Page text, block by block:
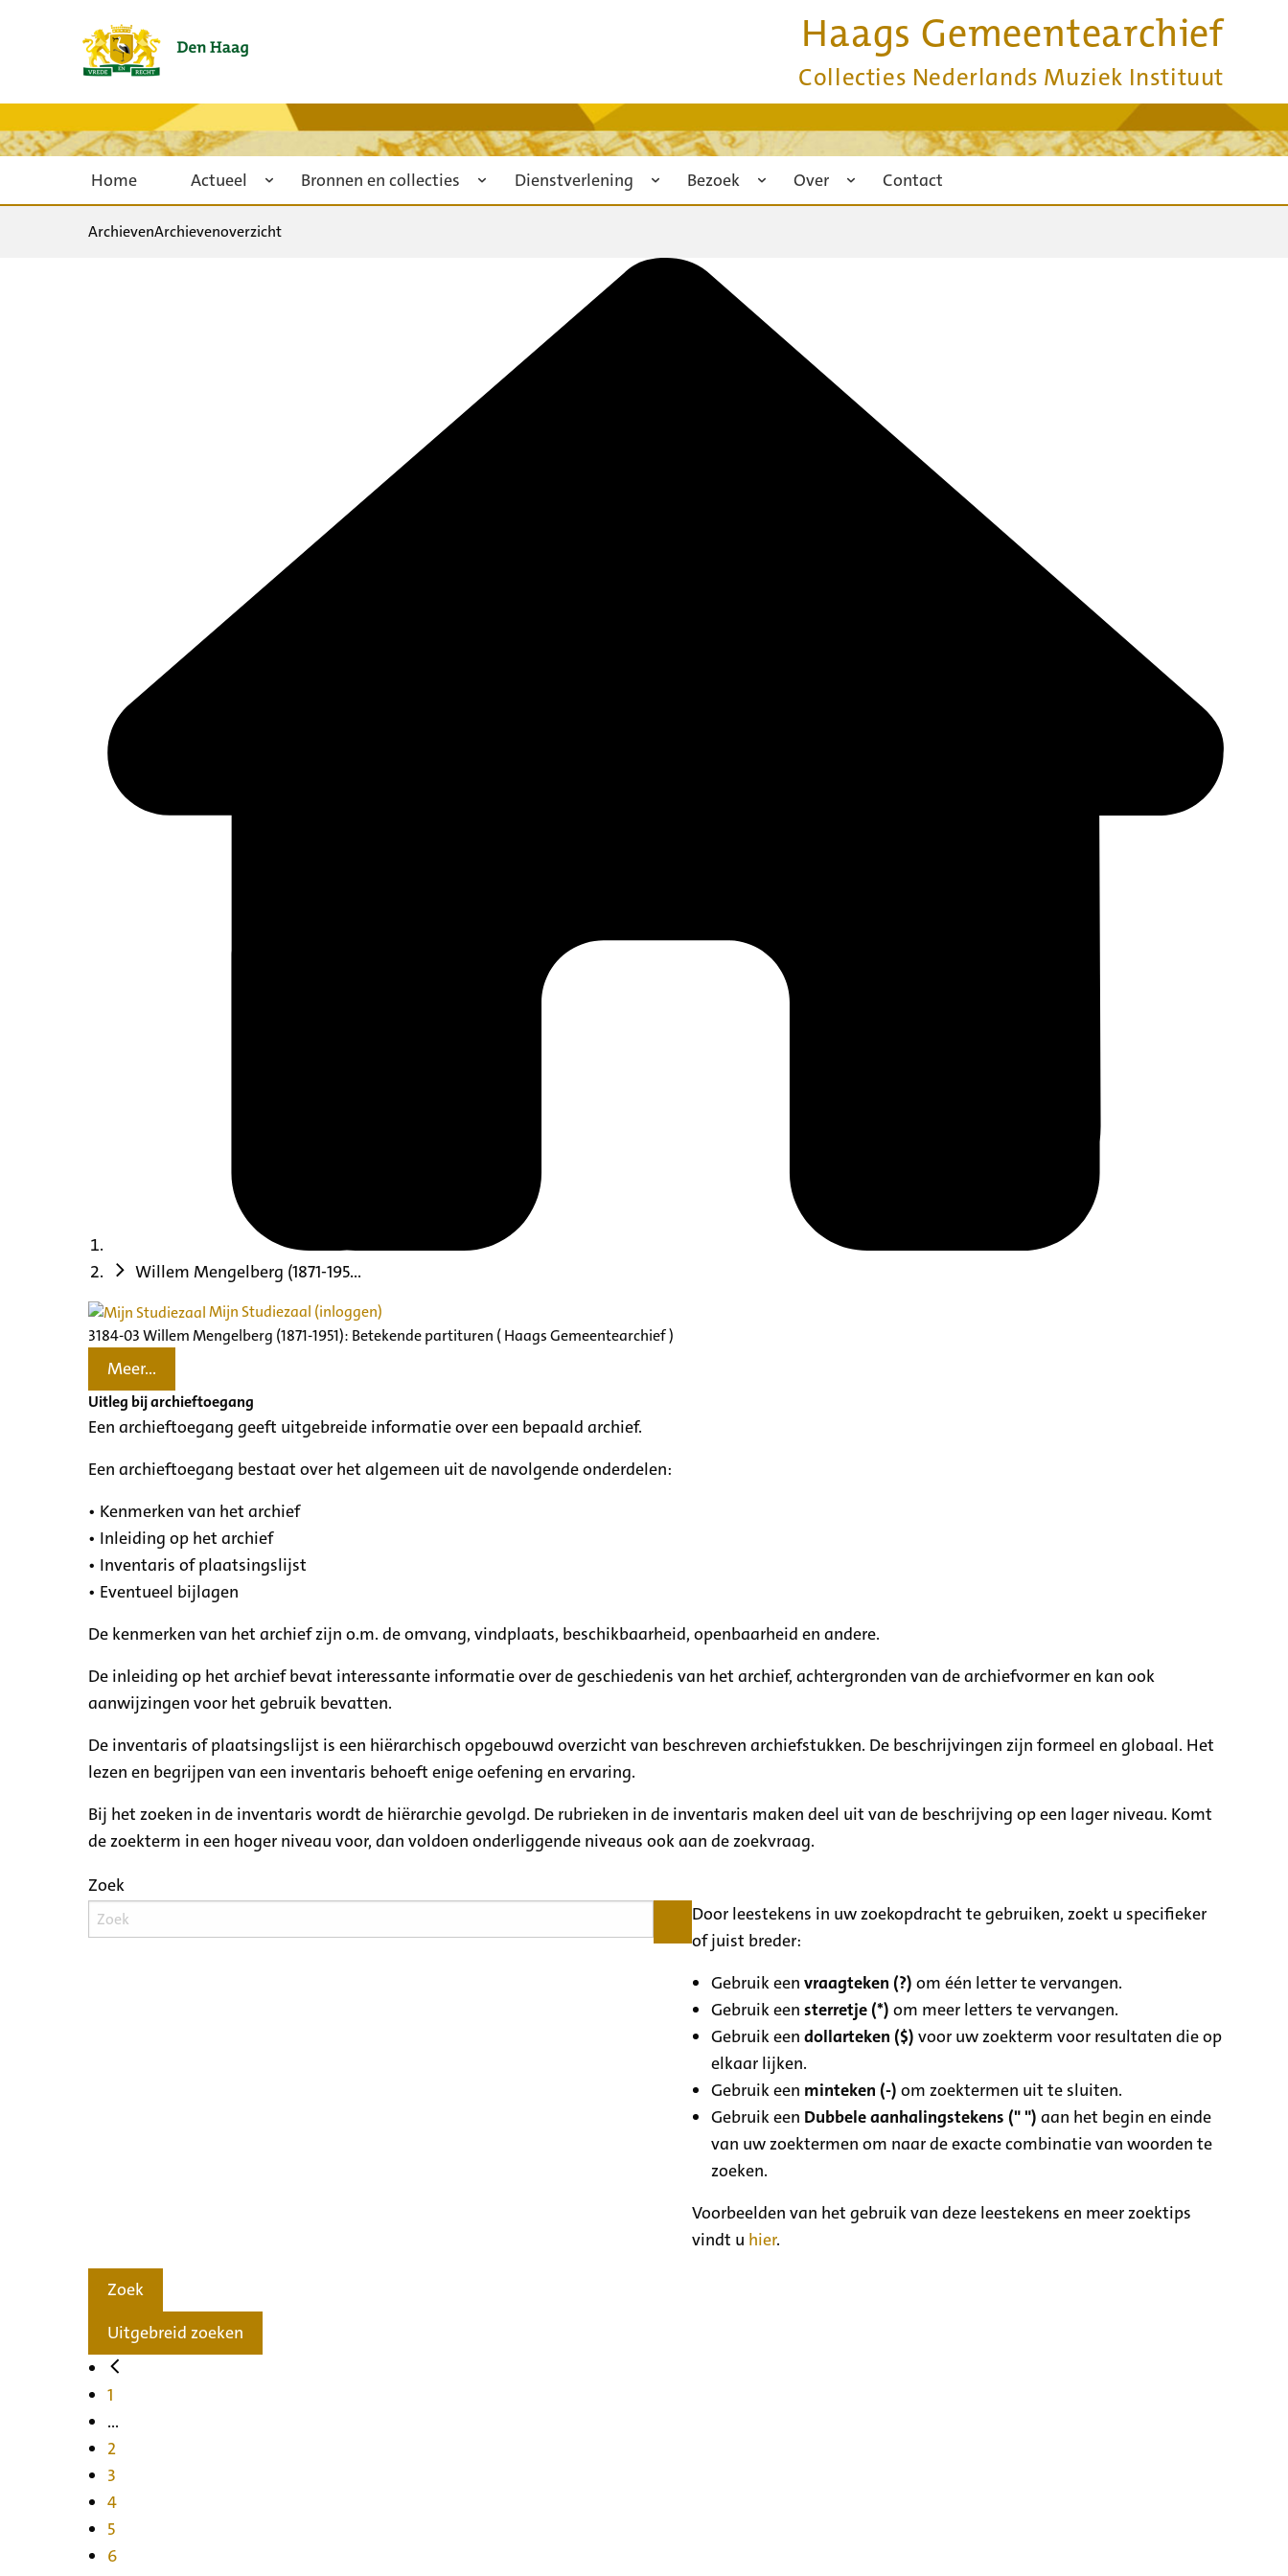
Haags Gemeentearchief
Collecties Nederlands Muziek Instituut
Home Actueel Bronnen en collecties Dienstverlening Bezoek Over Contact
ArchievenArchievenoverzicht
Willem Mengelberg (1871-195...
Mijn Studiezaal (inloggen)
3184-03 Willem Mengelberg (1871-1951): Betekende partituren ( Haags Gemeentearchief )
Meer...
Uitleg bij archieftoegang
Een archieftoegang geeft uitgebreide informatie over een bepaald archief.
Een archieftoegang bestaat over het algemeen uit de navolgende onderdelen:
• Kenmerken van het archief
• Inleiding op het archief
• Inventaris of plaatsingslijst
• Eventueel bijlagen
De kenmerken van het archief zijn o.m. de omvang, vindplaats, beschikbaarheid, openbaarheid en andere.
De inleiding op het archief bevat interessante informatie over de geschiedenis van het archief, achtergronden van de archiefvormer en kan ook
aanwijzingen voor het gebruik bevatten.
De inventaris of plaatsingslijst is een hiërarchisch opgebouwd overzicht van beschreven archiefstukken. De beschrijvingen zijn formeel en globaal. Het
lezen en begrijpen van een inventaris behoeft enige oefening en ervaring.
Bij het zoeken in de inventaris wordt de hiërarchie gevolgd. De rubrieken in de inventaris maken deel uit van de beschrijving op een lager niveau. Komt
de zoekterm in een hoger niveau voor, dan voldoen onderliggende niveaus ook aan de zoekvraag.
Zoek
Door leestekens in uw zoekopdracht te gebruiken, zoekt u specifieker
of juist breder:
Gebruik eenvraagteken (?) om één letter te vervangen.
Gebruik eensterretje (*) om meer letters te vervangen.
Gebruik eendollarteken ($) voor uw zoekterm voor resultaten die op
elkaar lijken.
Gebruik een minteken (-) om zoektermen uit te sluiten.
Gebruik een Dubbele aanhalingstekens (" ") aan het begin en einde
van uw zoektermen om naar de exacte combinatie van woorden te
zoeken.
Voorbeelden van het gebruik van deze leestekens en meer zoektips
vindt u hier.
Zoek
Uitgebreid zoeken
1
...
2
3
4
5
6